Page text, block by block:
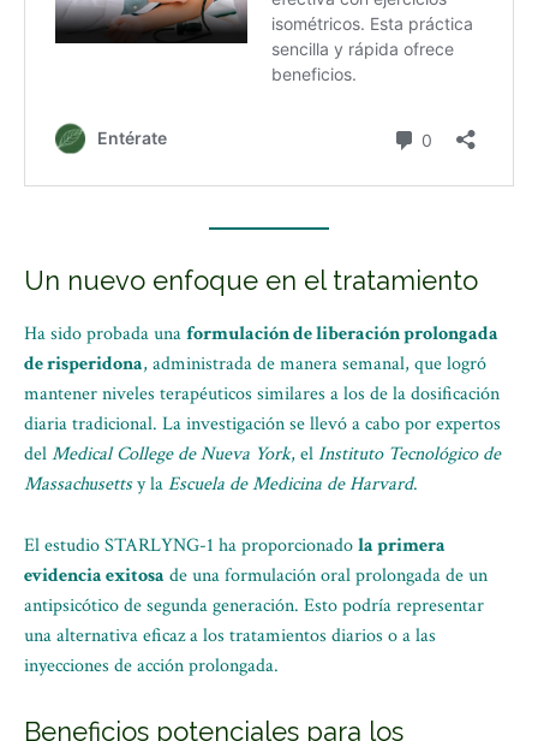
Un nuevo enfoque en el tratamiento
Ha sido probada unaformulación de liberación prolongada
de risperidona, administrada de manera semanal, que logró
mantener niveles terapéuticos similares a los de la dosificación
diaria tradicional. La investigación se llevó a cabo por expertos
delMedical College de Nueva York, elInstituto Tecnológico de
Massachusettsy laEscuela de Medicina de Harvard.
El estudio STARLYNG-1 ha proporcionadola primera
evidencia exitosa de una formulación oral prolongada de un
antipsicótico de segunda generación. Esto podría representar
una alternativa eficaz a los tratamientos diarios o a las
inyecciones de acción prolongada.
Beneficios potenciales para los